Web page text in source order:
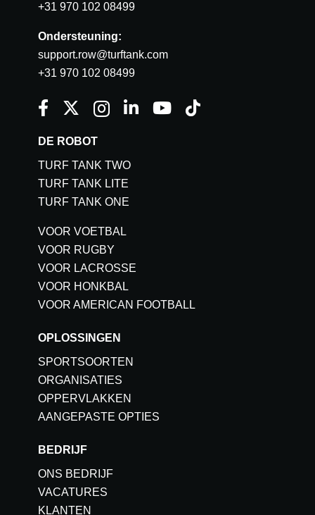
+31 970 102 08499
Ondersteuning:
support.row@turftank.com
+31 970 102 08499
DE ROBOT
TURF TANK TWO
TURF TANK LITE
TURF TANK ONE
VOOR VOETBAL
VOOR RUGBY
VOOR LACROSSE
VOOR HONKBAL
VOOR AMERICAN FOOTBALL
OPLOSSINGEN
SPORTSOORTEN
ORGANISATIES
OPPERVLAKKEN
AANGEPASTE OPTIES
BEDRIJF
ONS BEDRIJF
VACATURES
KLANTEN